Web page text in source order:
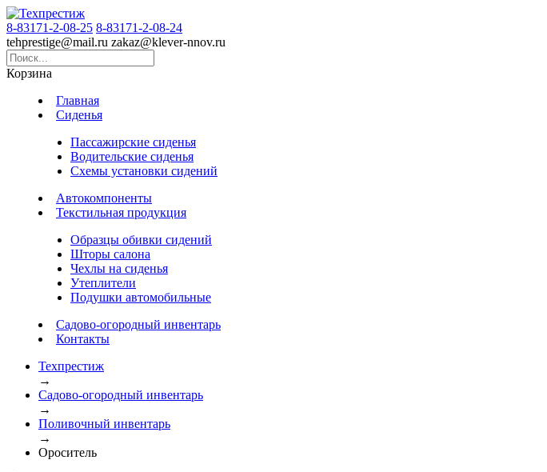
8-83171-2-08-25 8-83171-2-08-24
tehprestige@mail.ru zakaz@klever-nnov.ru
Корзина
Главная
Сиденья
Пассажирские сиденья
Водительские сиденья
Схемы установки сидений
Автокомпоненты
Текстильная продукция
Образцы обивки сидений
Шторы салона
Чехлы на сиденья
Утеплители
Подушки автомобильные
Садово-огородный инвентарь
Контакты
Техпрестиж
→
Садово-огородный инвентарь
→
Поливочный инвентарь
→
Ороситель